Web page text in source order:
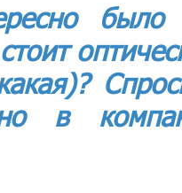
было
в